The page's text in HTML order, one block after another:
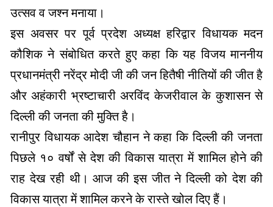
उत्सव व जश्न मनाया।
इस अवसर पर पूर्व प्रदेश अध्यक्ष हरिद्वार विधायक मदन
कौशिक ने संबोधित करते हुए कहा कि यह विजय माननीय
प्रधानमंत्री नरेंद्र मोदी जी की जन हितैषी नीतियों की जीत है
और अहंकारी भ्रष्टाचारी अरविंद केजरीवाल के कुशासन से
दिल्ली की जनता की मुक्ति है।
रानीपुर विधायक आदेश चौहान ने कहा कि दिल्ली की जनता
पिछले १० वर्षों से देश की विकास यात्रा में शामिल होने की
राह देख रही थी। आज की इस जीत ने दिल्ली को देश की
विकास यात्रा में शामिल करने के रास्ते खोल दिए हैं।